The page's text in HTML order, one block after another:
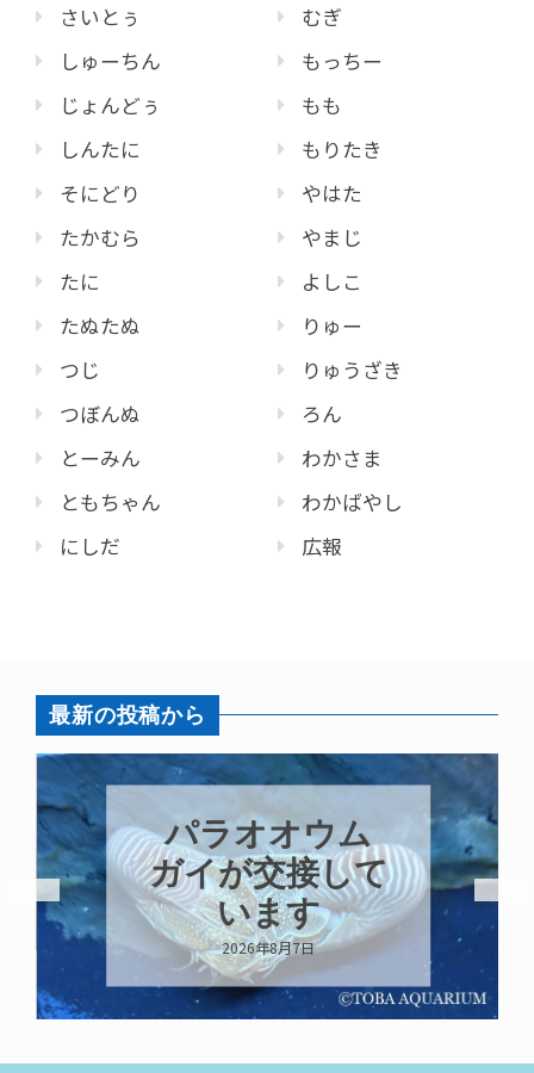
さいとぅ
しゅーちん
じょんどぅ
しんたに
そにどり
たかむら
たに
たぬたぬ
つじ
つぼんぬ
とーみん
ともちゃん
にしだ
むぎ
もっちー
もも
もりたき
やはた
やまじ
よしこ
りゅー
りゅうざき
ろん
わかさま
わかばやし
広報
最新の投稿から
パラオオウム
ガイが交接して
います
2026年8月7日